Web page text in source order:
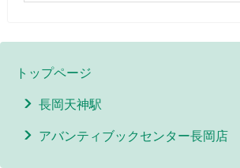
トップページ
長岡天神駅
アバンティブックセンター長岡店